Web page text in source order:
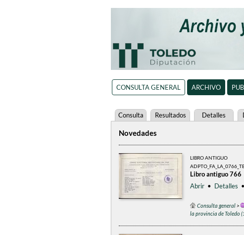
CONSULTA GENERAL ARCHIVO
Consulta Resultados Detalles
Novedades
LIBRO ANTIGUO
Libro antiguo 766
Abrir • Detalles •
Consulta general>
la provincia de Toledo